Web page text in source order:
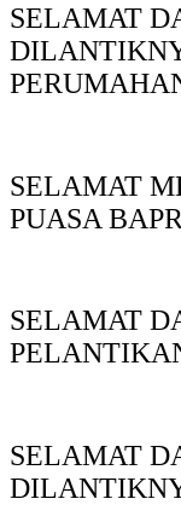
SELAMAT
SELAMAT
PUASA
SELAMAT
SELAMAT